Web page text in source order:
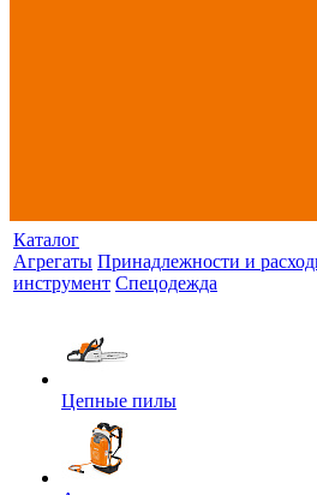
Каталог
Агрегаты Принадлежности и
инструмент Спецодежда
Цепные пилы